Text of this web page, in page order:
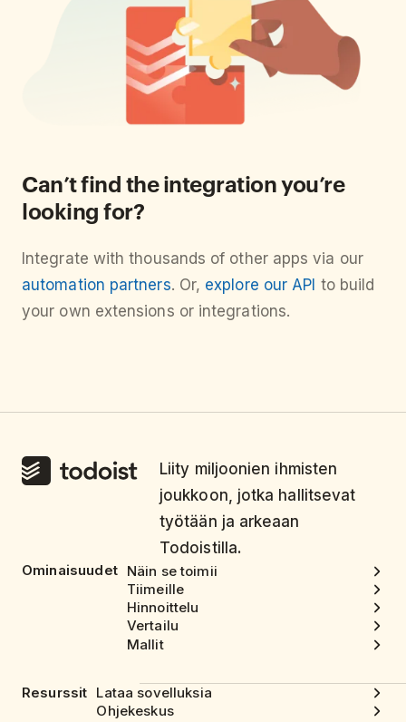
Can’t find the integration you’re
looking for?
Integrate with thousands of other apps via our
automation partners. Or, explore our API to build
your own extensions or integrations.
Liity miljoonien ihmisten
joukkoon, jotka hallitsevat
työtään ja arkeaan
Todoistilla.
Ominaisuudet Näin se toimii
Tiimeille
Hinnoittelu
Vertailu
Mallit
Resurssit Lataa sovelluksia
Ohjekeskus